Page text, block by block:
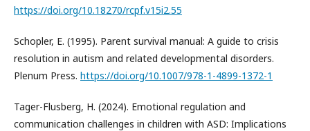
https://doi.org/10.18270/rcpf.v15i2.55
Schopler, E. (1995). Parent survival manual: A guide to crisis
resolution in autism and related developmental disorders.
Plenum Press. https://doi.org/10.1007/978-1-4899-1372-1
Tager-Flusberg, H. (2024). Emotional regulation and
communication challenges in children with ASD: Implications